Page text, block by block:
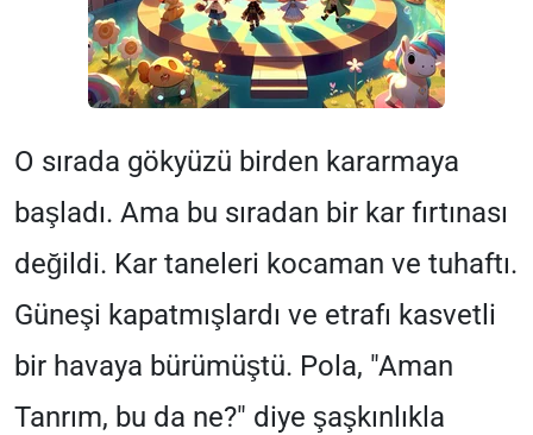
O sırada gökyüzü birden kararmaya
başladı. Ama bu sıradan bir kar fırtınası
değildi. Kar taneleri kocaman ve tuhaftı.
Güneşi kapatmışlardı ve etrafı kasvetli
bir havaya bürümüştü. Pola, "Aman
Tanrım, bu da ne?" diye şaşkınlıkla